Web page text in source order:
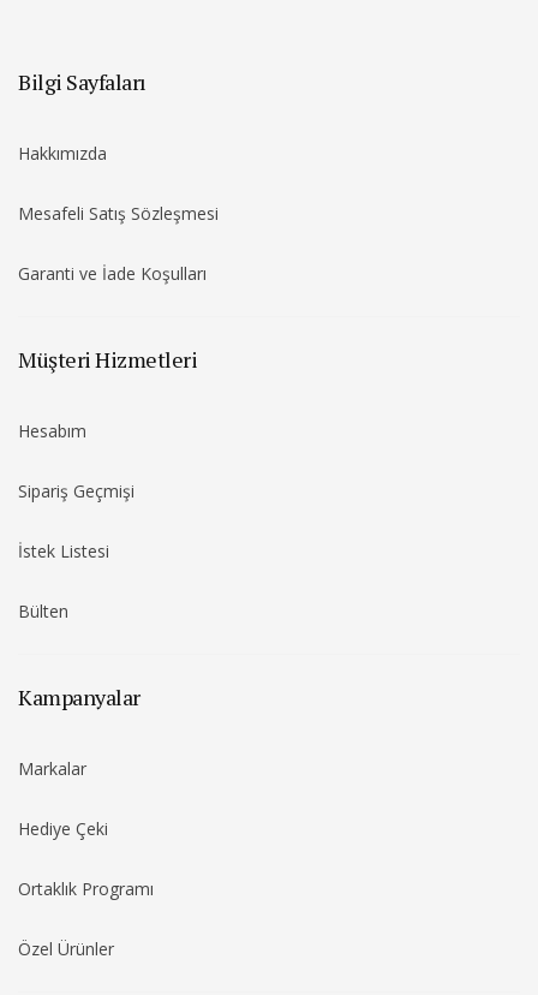
Bilgi Sayfaları
Hakkımızda
Mesafeli Satış Sözleşmesi
Garanti ve İade Koşulları
Müşteri Hizmetleri
Hesabım
Sipariş Geçmişi
İstek Listesi
Bülten
Kampanyalar
Markalar
Hediye Çeki
Ortaklık Programı
Özel Ürünler